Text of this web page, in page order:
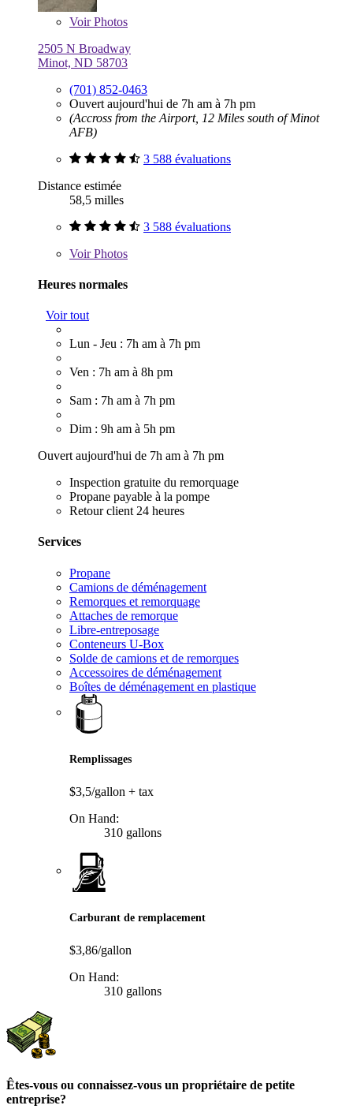
VoirPhotos
2505 N Broadway
Minot, ND 58703
(701) 852-0463
Ouvert aujourd'hui de 7h am à 7h pm
(Accross from the Airport, 12 Miles south of Minot
AFB)
3 588 évaluations
Distance estimée
58,5 milles
3 588 évaluations
VoirPhotos
Heures normales
Voir tout
Lun - Jeu : 7h am à 7h pm
Ven : 7h am à 8h pm
Sam : 7h am à 7h pm
Dim : 9h am à 5h pm
Ouvert aujourd'hui de 7h am à 7h pm
Inspection gratuite du remorquage
Propane payable à la pompe
Retour client 24 heures
Services
Propane
Camions de déménagement
Remorques et remorquage
Attaches de remorque
Libre-entreposage
Conteneurs U-Box
Solde de camions et de remorques
Accessoires de déménagement
Boîtes de déménagement en plastique
Remplissages
$3,5/gallon + tax
On Hand:
310 gallons
Carburant de remplacement
$3,86/gallon
On Hand:
310 gallons
Êtes-vous ou connaissez-vous un propriétaire de petite
entreprise?